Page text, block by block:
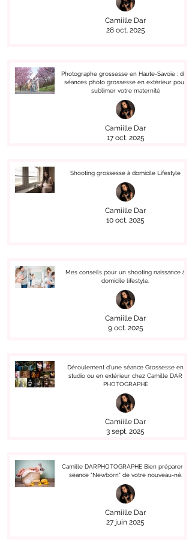
Camiille Dar
28 oct. 2025
Photographe grossesse en Haute-Savoie : des
séances photo grossesse en extérieur pour
sublimer votre maternité
Camiille Dar
17 oct. 2025
Shooting grossesse à domicile Lifestyle
Camiille Dar
10 oct. 2025
Mes conseils pour un shooting naissance à
domicile lifestyle.
Camiille Dar
9 oct. 2025
Déroulement d'une séance Grossesse en
studio ou en extérieur chez Camille DAR
PHOTOGRAPHE
Camiille Dar
3 sept. 2025
Camille DARPHOTOGRAPHE Bien préparer la
séance "Newborn" de votre nouveau-né.
Camiille Dar
27 juin 2025